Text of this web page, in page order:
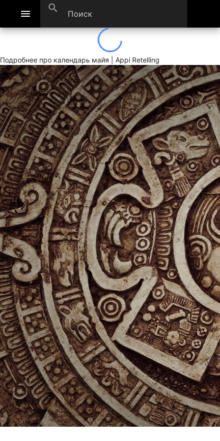
menu search
Подробнее про календарь майя | Appi Retelling